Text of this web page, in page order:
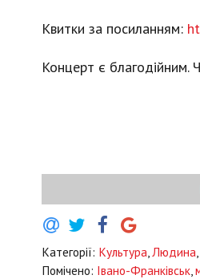
Квитки за посиланням:
Концерт є благодійним.
Категорії: Культура,Людина,
Помічено: Івано-Франківськ,